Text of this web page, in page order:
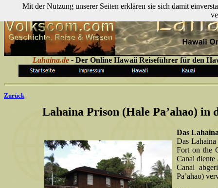
Lahaina.de - Der Online Hawaii Reiseführer für den
Zurück
Lahaina Prison (Hale Pa’ahao)
Das
Das
Fort on the
Canal diente
Canal
Pa’ahao)
Mit der Nutzung unserer Seiten erklären sie sich damit